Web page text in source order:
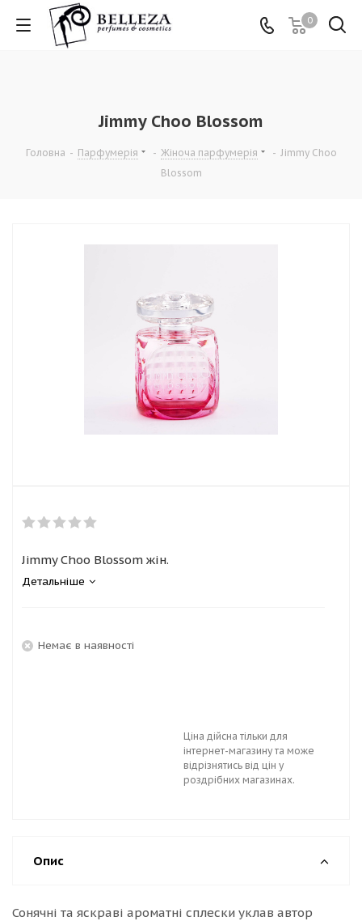
0
Jimmy Choo Blossom
Головна - Парфумерія - Жіноча парфумерія - Jimmy Choo
Blossom
Jimmy Choo Blossom жін.
Детальніше
Немає в наявності
Ціна дійсна тільки для
інтернет-магазину та може
відрізнятись від цін у
роздрібних магазинах.
Опис
Сонячні та яскраві ароматні сплески уклав автор